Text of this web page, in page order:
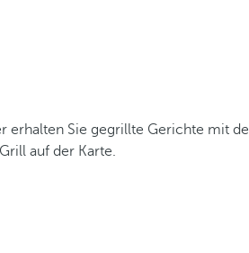
erhalten Sie gegrillte Gerichte mit
auf der Karte.